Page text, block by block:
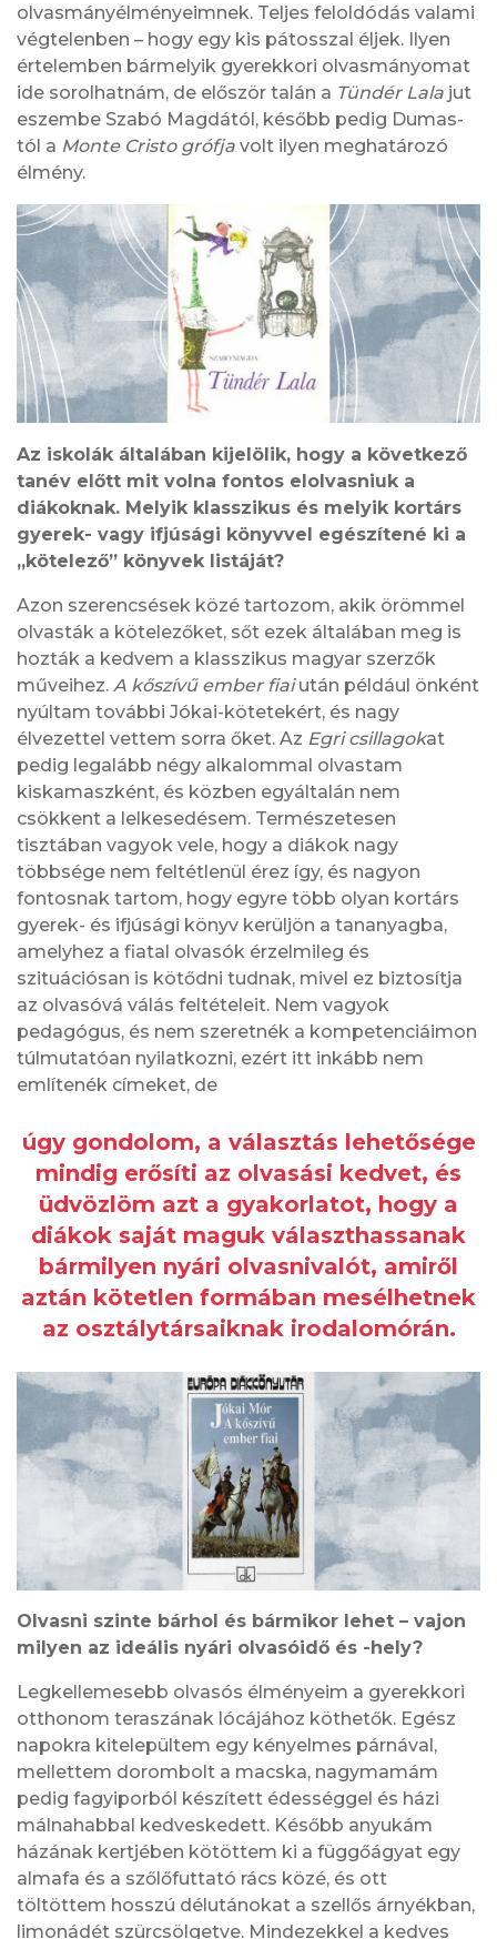
olvasmányélményeimnek. Teljes feloldódás valami
végtelenben – hogy egy kis pátosszal éljek. Ilyen
értelemben bármelyik gyerekkori olvasmányomat
ide sorolhatnám, de először talán a Tündér Lala jut
eszembe Szabó Magdától, később pedig Dumas-
tól a Monte Cristo grófja volt ilyen meghatározó
élmény.
Az iskolák általában kijelölik, hogy a következő
tanév előtt mit volna fontos elolvasniuk a
diákoknak. Melyik klasszikus és melyik kortárs
gyerek- vagy ifjúsági könyvvel egészítené ki a
„kötelező” könyvek listáját?
Azon szerencsések közé tartozom, akik örömmel
olvasták a kötelezőket, sőt ezek általában meg is
hozták a kedvem a klasszikus magyar szerzők
műveihez. A kőszívű ember fiaiután például önként
nyúltam további Jókai-kötetekért, és nagy
élvezettel vettem sorra őket. Az Egri csillagokat
pedig legalább négy alkalommal olvastam
kiskamaszként, és közben egyáltalán nem
csökkent a lelkesedésem. Természetesen
tisztában vagyok vele, hogy a diákok nagy
többsége nem feltétlenül érez így, és nagyon
fontosnak tartom, hogy egyre több olyan kortárs
gyerek- és ifjúsági könyv kerüljön a tananyagba,
amelyhez a fiatal olvasók érzelmileg és
szituációsan is kötődni tudnak, mivel ez biztosítja
az olvasóvá válás feltételeit. Nem vagyok
pedagógus, és nem szeretnék a kompetenciáimon
túlmutatóan nyilatkozni, ezért itt inkább nem
említenék címeket, de
úgy gondolom, a választás lehetősége
mindig erősíti az olvasási kedvet, és
üdvözlöm azt a gyakorlatot, hogy a
diákok saját maguk választhassanak
bármilyen nyári olvasnivalót, amiről
aztán kötetlen formában mesélhetnek
az osztálytársaiknak irodalomórán.
Olvasni szinte bárhol és bármikor lehet – vajon
milyen az ideális nyári olvasóidő és -hely?
Legkellemesebb olvasós élményeim a gyerekkori
otthonom teraszának lócájához köthetők. Egész
napokra kitelepültem egy kényelmes párnával,
mellettem dorombolt a macska, nagymamám
pedig fagyiporból készített édességgel és házi
málnahabbal kedveskedett. Később anyukám
házának kertjében kötöttem ki a függőágyat egy
almafa és a szőlőfuttató rács közé, és ott
töltöttem hosszú délutánokat a szellős árnyékban,
limonádét szürcsölgetve. Mindezekkel a kedves